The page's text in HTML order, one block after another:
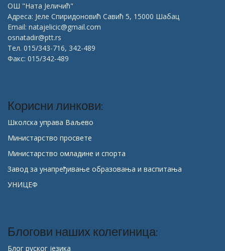
ОШ "Ната Јеличић"
Адреса: Јеле Спиридоновић Савић 5, 15000 Шабац
Email: natajelicic@gmail.com
osnatadir@ptt.rs
Тел. 015/343-716, 342-489
Факс: 015/342-489
Корисни линкови:
Школска управа Ваљево
Министарство просвете
Министарство омладине и спорта
Завод за унапређивање образовања и васпитања
УНИЦЕФ
Блогови наших колегиница:
Блог руског језика